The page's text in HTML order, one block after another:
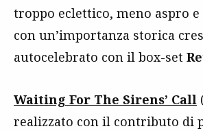
troppo eclettico, meno aspro
con un’importanza storica
autocelebrato con il box-set
Waiting For The Sirens’ Call
realizzato con il contributo di